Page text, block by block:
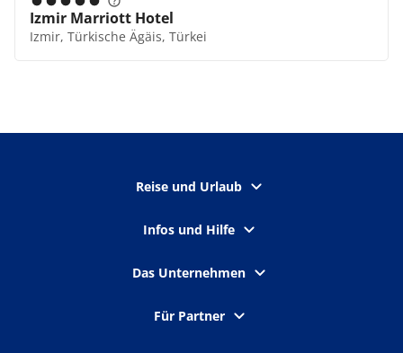
Izmir Marriott Hotel
Izmir, Türkische Ägäis, Türkei
Reise und Urlaub
Infos und Hilfe
Das Unternehmen
Für Partner